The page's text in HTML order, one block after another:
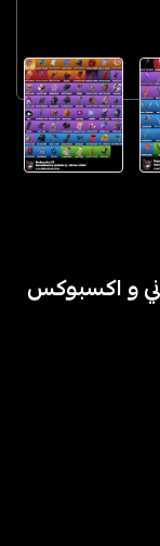
و اكسبوكس